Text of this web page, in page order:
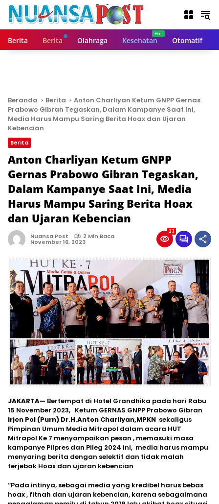
Berita Berita Olahraga Kesehatan Otomatif
Beranda Berita
Anton Charliyan Ketum GNPP Gernas
Prabowo Gibran Tegaskan, Dalam Kampanye Saat Ini,
Media Harus Mampu Saring Berita Hoax dan Ujaran
Kebencian
Berita
Anton Charliyan Ketum GNPP
Gernas Prabowo Gibran Tegaskan,
Dalam Kampanye Saat Ini, Media
Harus Mampu Saring Berita Hoax
dan Ujaran Kebencian
Nuansa Post 2 Min Baca
November 16, 2023
23
JAKARTA— Bertempat di Hotel Grandhika pada hari Rabu
15 November 2023, Ketum GERNAS GNPP Prabowo Gibran
Irjen Pol (Purn) Dr.H.Anton Charliyan,MPKN sekaligus
Pimpinan Umum Media Mitrapol dalam acara HUT
Mitrapol Ke 7 menyampaikan pesan , memasuki masa
kampanye Pilpres dan Pileg 2024 ini, media harus mampu
menyaring berita dengan selektif dan tidak malah
terjebak Hoax dan ujaran kebencian
“Pada intinya, sebagai media yang kredibel harus bebas
hoax , fitnah dan ujaran kebencian, karena sebagaimana